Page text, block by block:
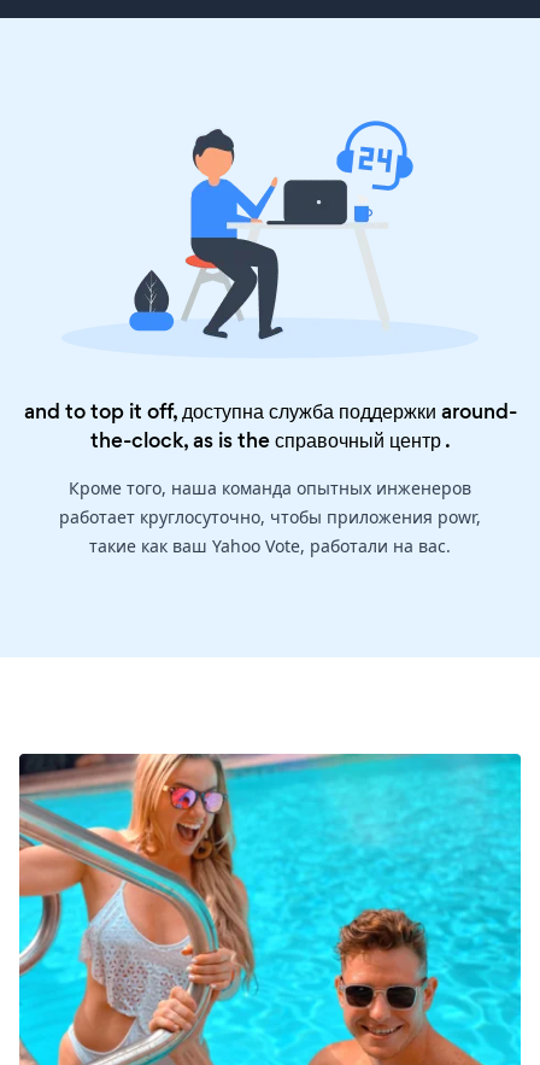
and to top it off, доступна служба поддержки around-
the-clock, as is theсправочный центр.
Кроме того, наша команда опытных инженеров
работает круглосуточно, чтобы приложения powr,
такие как ваш Yahoo Vote, работали на вас.